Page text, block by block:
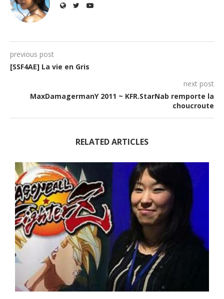
previous post
[SSF4AE] La vie en Gris
next post
MaxDamagermanY 2011 ~ KFR.StarNab remporte la
choucroute
RELATED ARTICLES